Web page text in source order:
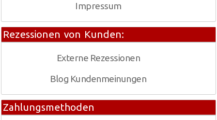
Impressum
Rezessionen von Kunden:
Externe Rezessionen
Blog Kundenmeinungen
Zahlungsmethoden